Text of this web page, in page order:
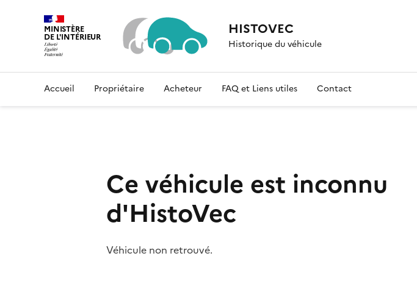
MINISTÈRE
DE L'INTÉRIEUR HISTOVEC
Historique du véhicule
Accueil Propriétaire Acheteur FAQ et Liens utiles Contact
Ce véhicule est inconnu
d'HistoVec
Véhicule non retrouvé.